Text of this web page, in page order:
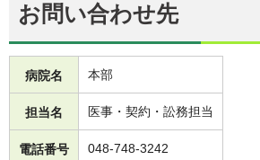
お問い合わせ先
病院名 本部
担当名 医事・契約・訟務担当
電話番号 048-748-3242